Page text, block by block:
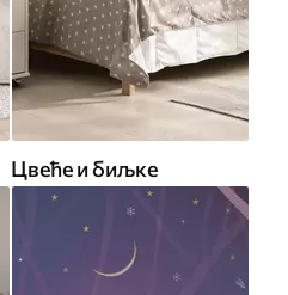
Цвеће и биљке